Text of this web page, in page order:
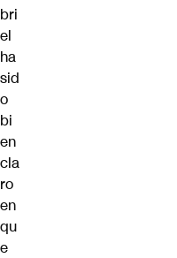
bri
el
ha
sid
o
bi
en
cla
ro
en
qu
e